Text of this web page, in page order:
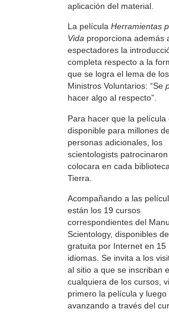
aplicación del material.
La película Herramientas
Vida proporciona además
espectadores la
completa respecto a la
que se logra el lema de los
Ministros Voluntarios: “Se
hacer algo al respecto”.
Para hacer que la película
disponible para millones
personas adicionales, los
scientologists
colocara en cada
Tierra.
Acompañando a las
están los 19 cursos
correspondientes del
Scientology, disponibles
gratuita por Internet en 15
idiomas. Se invita a los
al sitio a que se inscriban
cualquiera de los cursos,
primero la película y luego
avanzando a través del